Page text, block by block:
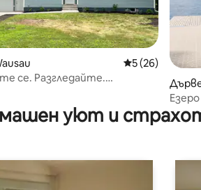
5, 102 отзива
Средна
5 (26)
се. Разгледайте.
уют и